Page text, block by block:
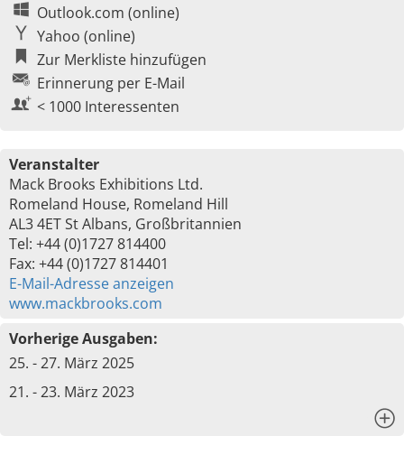
Outlook.com (online)
Yahoo (online)
Zur Merkliste hinzufügen
Erinnerung per E-Mail
< 1000 Interessenten
Veranstalter
Mack Brooks Exhibitions Ltd.
Romeland House, Romeland Hill
AL3 4ET St Albans, Großbritannien
Tel: +44 (0)1727 814400
Fax: +44 (0)1727 814401
E-Mail-Adresse anzeigen
www.mackbrooks.com
Vorherige Ausgaben:
25. - 27. März 2025
21. - 23. März 2023